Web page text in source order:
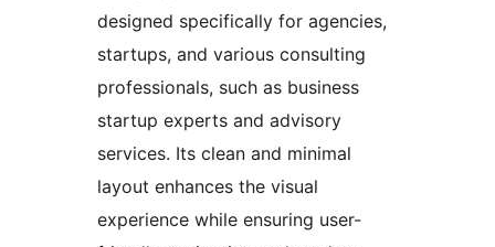
designed specifically for agencies,
startups, and various consulting
professionals, such as business
startup experts and advisory
services. Its clean and minimal
layout enhances the visual
experience while ensuring user-